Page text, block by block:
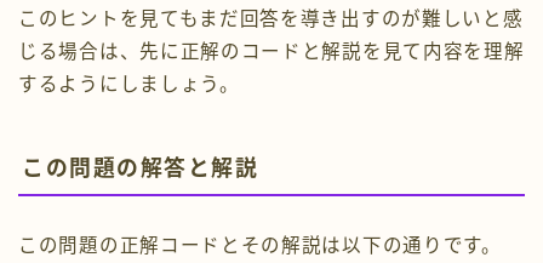
このヒントを見てもまだ回答を導き出すのが難しいと感
じる場合は、先に正解のコードと解説を見て内容を理解
するようにしましょう。
この問題の解答と解説
この問題の正解コードとその解説は以下の通りです。